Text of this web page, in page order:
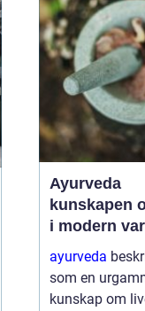
inom industri,
fastigheter,
infrastruktur
Ayurveda
kunskapen
i modern
ayurveda
som en
kunskap om livet